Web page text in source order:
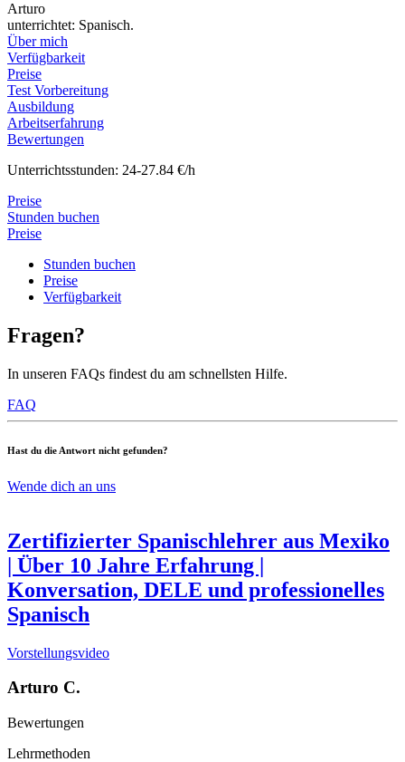
Arturo
unterrichtet: Spanisch.
Über mich
Verfügbarkeit
Preise
Test Vorbereitung
Ausbildung
Arbeitserfahrung
Bewertungen
Unterrichtsstunden: 24-27.84 €/h
Preise
Stunden buchen
Preise
Stunden buchen
Preise
Verfügbarkeit
Fragen?
In unseren FAQs findest du am schnellsten Hilfe.
FAQ
Hast du die Antwort nicht gefunden?
Wende dich an uns
Zertifizierter Spanischlehrer aus Mexiko
| Über 10 Jahre Erfahrung |
Konversation, DELE und professionelles
Spanisch
Vorstellungsvideo
Arturo C.
Bewertungen
Lehrmethoden